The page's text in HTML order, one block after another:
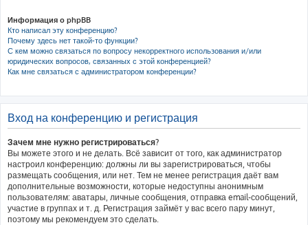
Информация о phpBB
Кто написал эту конференцию?
Почему здесь нет такой-то функции?
С кем можно связаться по вопросу некорректного использования и/или
юридических вопросов, связанных с этой конференцией?
Как мне связаться с администратором конференции?
Вход на конференцию и регистрация
Зачем мне нужно регистрироваться?
Вы можете этого и не делать. Всё зависит от того, как администратор
настроил конференцию: должны ли вы зарегистрироваться, чтобы
размещать сообщения, или нет. Тем не менее регистрация даёт вам
дополнительные возможности, которые недоступны анонимным
пользователям: аватары, личные сообщения, отправка email-сообщений,
участие в группах и т. д. Регистрация займёт у вас всего пару минут,
поэтому мы рекомендуем это сделать.